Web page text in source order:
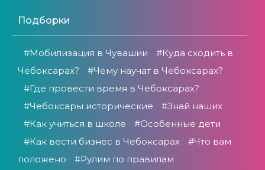
Подборки
#Мобилизация в Чувашии
#Куда сходить в
Чебоксарах?
#Чему научат в Чебоксарах?
#Где провести время в Чебоксарах?
#Чебоксары исторические
#Знай наших
#Как учиться в школе
#Особенные дети
#Как вести бизнес в Чебоксарах
#Что вам
положено
#Рулим по правилам